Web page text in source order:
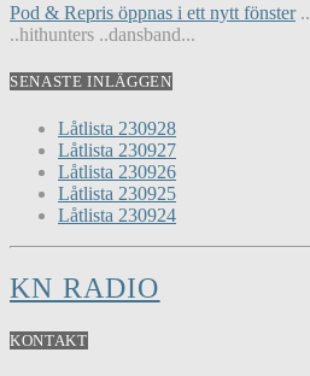
Pod & Repris öppnas i ett nytt fönster
..hithunters ..dansband...
SENASTE INLÄGGEN
Låtlista 230928
Låtlista 230927
Låtlista 230926
Låtlista 230925
Låtlista 230924
KN RADIO
KONTAKT